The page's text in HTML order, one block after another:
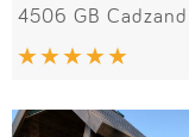
4506 GB Cadzand